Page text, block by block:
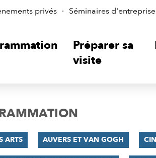
privés Séminaires d'entreprise
Préparer sa
visite
ARTS AUVERS ET VAN GOGH